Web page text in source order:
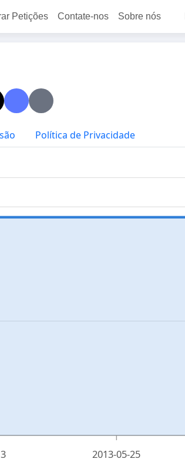
Petições Contate-nos Sobre nós
Política de Privacidade
2013-05-25